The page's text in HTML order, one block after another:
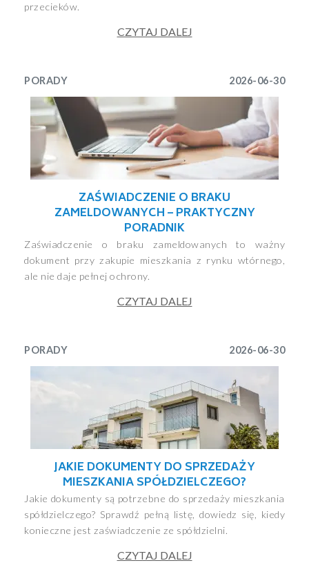
przecieków.
CZYTAJ DALEJ
PORADY 2026-06-30
ZAŚWIADCZENIE O BRAKU
ZAMELDOWANYCH – PRAKTYCZNY
PORADNIK
Zaświadczenie o braku zameldowanych to ważny
dokument przy zakupie mieszkania z rynku wtórnego,
ale nie daje pełnej ochrony.
CZYTAJ DALEJ
PORADY 2026-06-30
JAKIE DOKUMENTY DO SPRZEDAŻY
MIESZKANIA SPÓŁDZIELCZEGO?
Jakie dokumenty są potrzebne do sprzedaży mieszkania
spółdzielczego? Sprawdź pełną listę, dowiedz się, kiedy
konieczne jest zaświadczenie ze spółdzielni.
CZYTAJ DALEJ